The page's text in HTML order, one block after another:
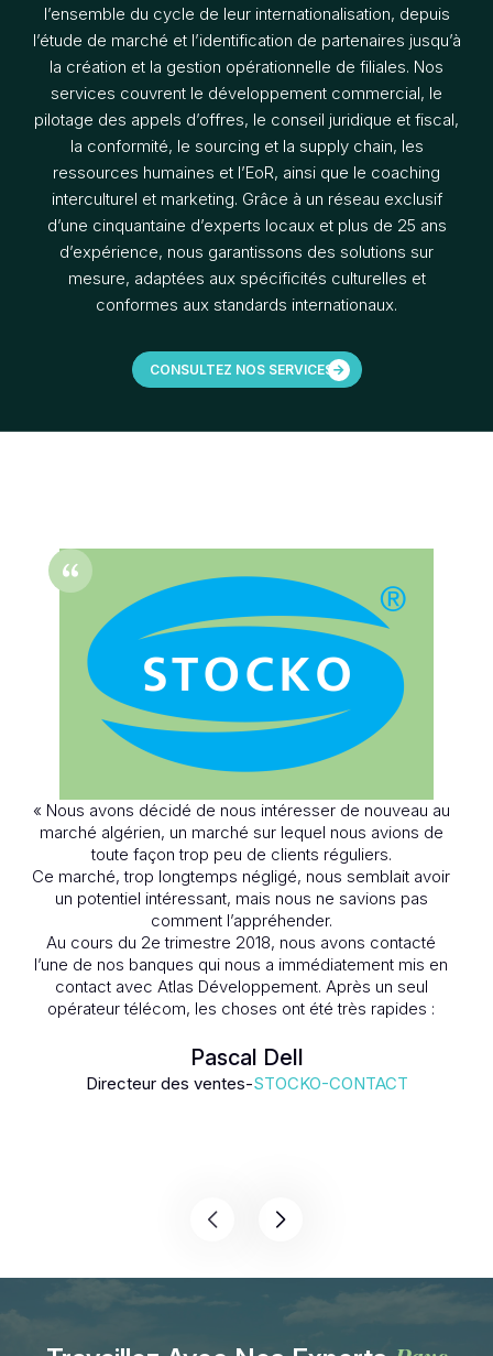
l’ensemble du cycle de leur internationalisation, depuis
l’étude de marché et l’identification de partenaires jusqu’à
la création et la gestion opérationnelle de filiales. Nos
services couvrent le développement commercial, le
pilotage des appels d’offres, le conseil juridique et fiscal,
la conformité, le sourcing et la supply chain, les
ressources humaines et l’EoR, ainsi que le coaching
interculturel et marketing. Grâce à un réseau exclusif
d’une cinquantaine d’experts locaux et plus de 25 ans
d’expérience, nous garantissons des solutions sur
mesure, adaptées aux spécificités culturelles et
conformes aux standards internationaux.
CONSULTEZ NOS SERVICES
« Nous avons décidé de nous intéresser de nouveau au
marché algérien, un marché sur lequel nous avions de
toute façon trop peu de clients réguliers.
Ce marché, trop longtemps négligé, nous semblait avoir
un potentiel intéressant, mais nous ne savions pas
comment l’appréhender.
Au cours du 2e trimestre 2018, nous avons contacté
l’une de nos banques qui nous a immédiatement mis en
contact avec Atlas Développement. Après un seul
opérateur télécom, les choses ont été très rapides :
en général et du potentiel d’un secteur ciblé.
– À partir de cette liste, nous avons défini un panel de
auprès des interlocuteurs locaux qui ont parfois eu du
mal à comprendre notre approche et tout l’intérêt qu’ils
Atlas Développement s’implique également au-delà de
ses prérogatives initiales et cherche à s’approprier nos
Pascal Dell
Directeur des ventes-STOCKO-CONTACT